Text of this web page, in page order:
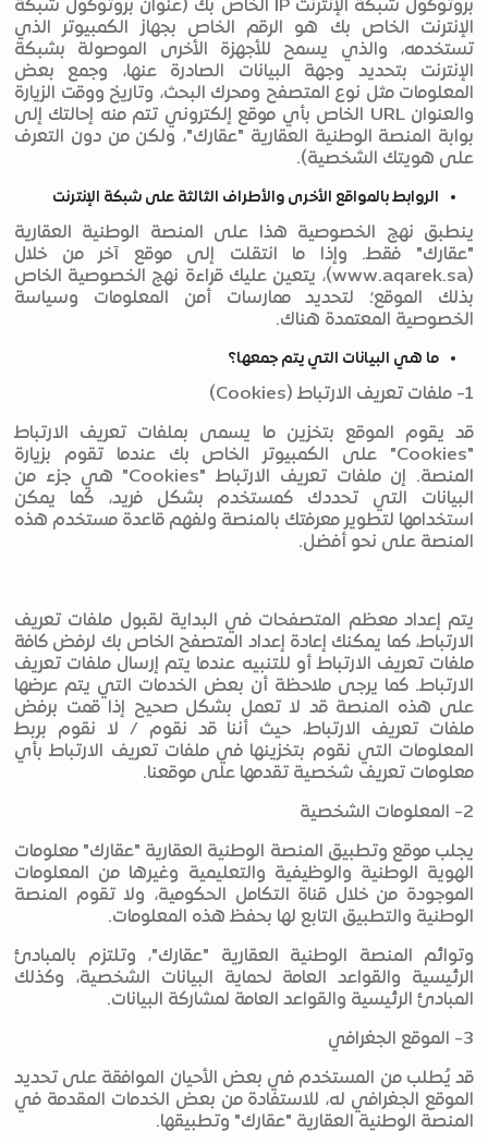
بروتوكول شبكة الإنترنت IP الخاص بك (عنوان بروتوكول شبكة
الإنترنت الخاص بك هو الرقم الخاص بجهاز الكمبيوتر الذي
تستخدمه، والذي يسمح للأجهزة الأخرى الموصولة بشبكة
الإنترنت بتحديد وجهة البيانات الصادرة عنها، وجمع بعض
المعلومات مثل نوع المتصفح ومحرك البحث، وتاريخ ووقت الزيارة
والعنوان URL الخاص بأي موقع إلكتروني تتم منه إحالتك إلى
بوابة المنصة الوطنية العقارية "عقارك"، ولكن من دون التعرف
على هويتك الشخصية).
الروابط بالمواقع الأخرى والأطراف الثالثة على شبكة الإنترنت
ينطبق نهج الخصوصية هذا على المنصة الوطنية العقارية
"عقارك" فقط. وإذا ما انتقلت إلى موقع آخر من خلال
(www.aqarek.sa)، يتعين عليك قراءة نهج الخصوصية الخاص
بذلك الموقع؛ لتحديد ممارسات أمن المعلومات وسياسة
الخصوصية المعتمدة هناك.
ما هي البيانات التي يتم جمعها؟
1- ملفات تعريف الارتباط (Cookies)
قد يقوم الموقع بتخزين ما يسمى بملفات تعريف الارتباط
"Cookies" على الكمبيوتر الخاص بك عندما تقوم بزيارة
المنصة. إن ملفات تعريف الارتباط "Cookies" هي جزء من
البيانات التي تحددك كمستخدم بشكل فريد، كما يمكن
استخدامها لتطوير معرفتك بالمنصة ولفهم قاعدة مستخدم هذه
المنصة على نحو أفضل.
يتم إعداد معظم المتصفحات في البداية لقبول ملفات تعريف
الارتباط، كما يمكنك إعادة إعداد المتصفح الخاص بك لرفض كافة
ملفات تعريف الارتباط أو للتنبيه عندما يتم إرسال ملفات تعريف
الارتباط. كما يرجى ملاحظة أن بعض الخدمات التي يتم عرضها
على هذه المنصة قد لا تعمل بشكل صحيح إذا قمت برفض
ملفات تعريف الارتباط، حيث أننا قد نقوم / لا نقوم بربط
المعلومات التي نقوم بتخزينها في ملفات تعريف الارتباط بأي
معلومات تعريف شخصية تقدمها على موقعنا.
2- المعلومات الشخصية
يجلب موقع وتطبيق المنصة الوطنية العقارية "عقارك" معلومات
الهوية الوطنية والوظيفية والتعليمية وغيرها من المعلومات
الموجودة من خلال قناة التكامل الحكومية، ولا تقوم المنصة
الوطنية والتطبيق التابع لها بحفظ هذه المعلومات.
وتوائم المنصة الوطنية العقارية "عقارك"، وتلتزم بالمبادئ
الرئيسية والقواعد العامة لحماية البيانات الشخصية، وكذلك
المبادئ الرئيسية والقواعد العامة لمشاركة البيانات.
3- الموقع الجغرافي
قد يُطلب من المستخدم في بعض الأحيان الموافقة على تحديد
الموقع الجغرافي له، للاستفادة من بعض الخدمات المقدمة في
المنصة الوطنية العقارية "عقارك" وتطبيقها.